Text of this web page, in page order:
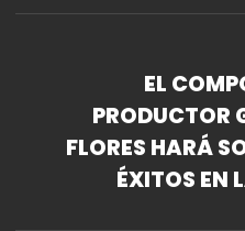
EL
PRODUCTOR
FLORES HARÁ
ÉXITOS EN